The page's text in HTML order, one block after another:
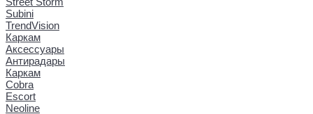
Subini
TrendVision
Каркам
Аксессуары
Антирадары
Каркам
Cobra
Escort
Neoline